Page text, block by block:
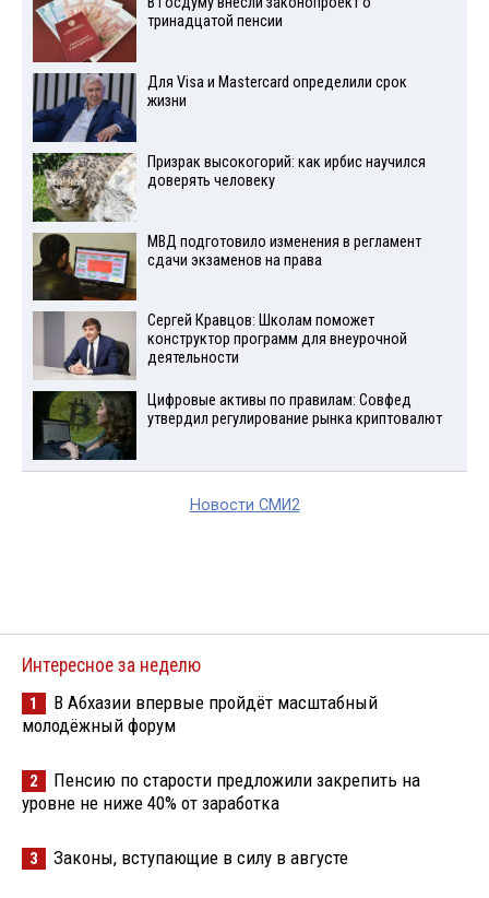
тринадцатой пенсии
Для Visа и Mastercard определили срок
жизни
Призрак высокогорий: как ирбис научился
доверять человеку
МВД подготовило изменения в регламент
сдачи экзаменов на права
Сергей Кравцов: Школам поможет
конструктор программ для внеурочной
деятельности
Цифровые активы по правилам: Совфед
утвердил регулирование рынка криптовалют
Новости СМИ2
Интересное за неделю
1
В Абхазии впервые пройдёт масштабный
молодёжный форум
2
Пенсию по старости предложили закрепить на
уровне не ниже 40% от заработка
3 Законы, вступающие в силу в августе